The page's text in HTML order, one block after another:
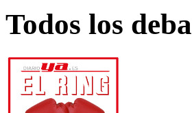
Todos los